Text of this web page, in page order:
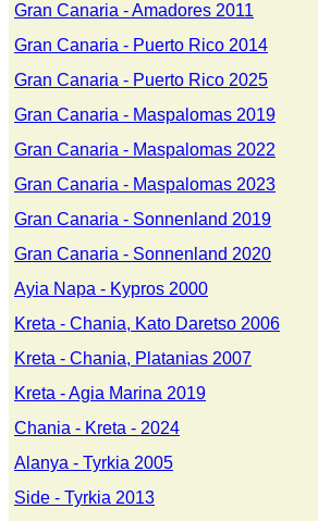
Gran Canaria - Amadores 2011
Gran Canaria - Puerto Rico 2014
Gran Canaria - Puerto Rico 2025
Gran Canaria - Maspalomas 2019
Gran Canaria - Maspalomas 2022
Gran Canaria - Maspalomas 2023
Gran Canaria - Sonnenland 2019
Gran Canaria - Sonnenland 2020
Ayia Napa - Kypros 2000
Kreta - Chania, Kato Daretso 2006
Kreta - Chania, Platanias 2007
Kreta - Agia Marina 2019
Chania - Kreta - 2024
Alanya - Tyrkia 2005
Side - Tyrkia 2013